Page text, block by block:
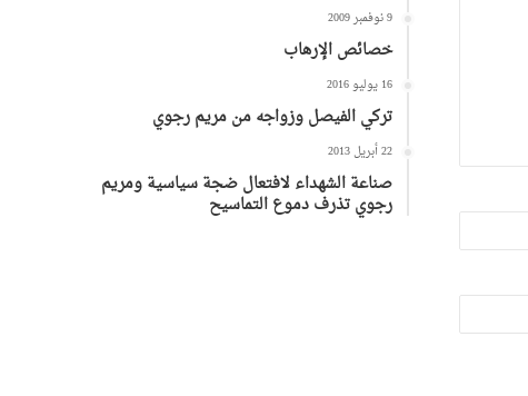
9 نوفمبر 2009
خصائص الإرهاب
16 يوليو 2016
تركي الفيصل وزواجه من مريم رجوي
22 أبريل 2013
صناعة الشهداء لافتعال ضجة سياسية ومريم
رجوي تذرف دموع التماسيح